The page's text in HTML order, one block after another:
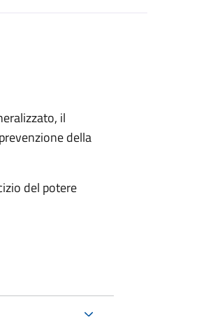
il
della
del potere